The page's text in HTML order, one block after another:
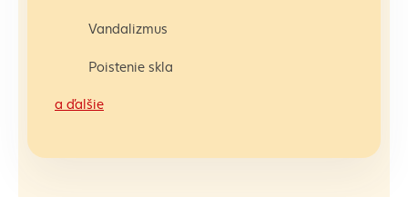
Vandalizmus
Poistenie skla
a ďalšie